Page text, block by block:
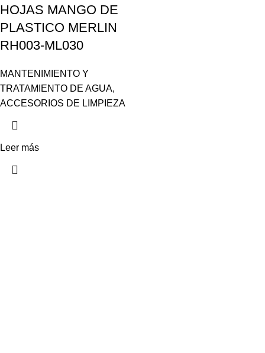
HOJAS MANGO DE
PLASTICO MERLIN
RH003-ML030
MANTENIMIENTO Y
TRATAMIENTO DE AGUA,
ACCESORIOS DE LIMPIEZA
Leer más